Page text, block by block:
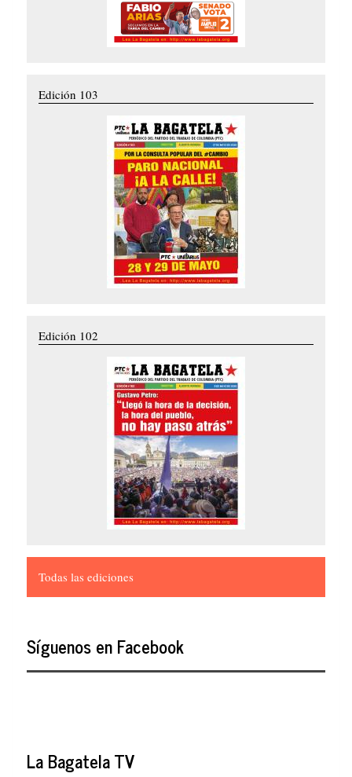
Edición 103
Edición 102
Todas las ediciones
Síguenos en Facebook
La Bagatela TV